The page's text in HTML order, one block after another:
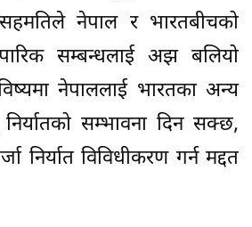
नेपाल र भारतबीचको
सम्बन्धलाई अझ बलियो
नेपाललाई भारतका अन्य
निर्यातको सम्भावना दिन सक्छ,
निर्यात विविधीकरण गर्न मद्दत